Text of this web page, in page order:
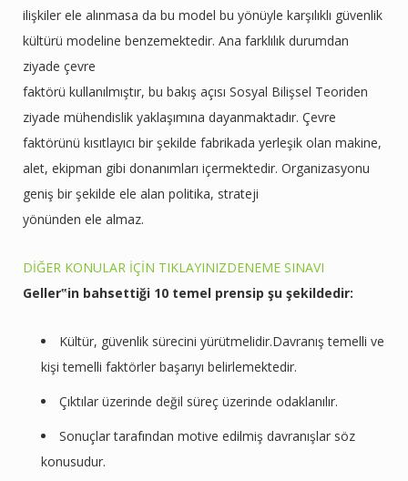
ilişkiler ele alınmasa da bu model bu yönüyle karşılıklı güvenlik
kültürü modeline benzemektedir. Ana farklılık durumdan
ziyade çevre
faktörü kullanılmıştır, bu bakış açısı Sosyal Bilişsel Teoriden
ziyade mühendislik yaklaşımına dayanmaktadır. Çevre
faktörünü kısıtlayıcı bir şekilde fabrikada yerleşik olan makine,
alet, ekipman gibi donanımları içermektedir. Organizasyonu
geniş bir şekilde ele alan politika, strateji
yönünden ele almaz.
DİĞER KONULAR İÇİN TIKLAYINIZDENEME SINAVI
Geller‟in bahsettiği 10 temel prensip şu şekildedir:
Kültür, güvenlik sürecini yürütmelidir.Davranış temelli ve
kişi temelli faktörler başarıyı belirlemektedir.
Çıktılar üzerinde değil süreç üzerinde odaklanılır.
Sonuçlar tarafından motive edilmiş davranışlar söz
konusudur.